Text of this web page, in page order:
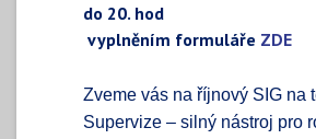
do 20. hod
vyplněním formuláře ZDE
Zveme vás na říjnový SIG na
Supervize – silný nástroj pro